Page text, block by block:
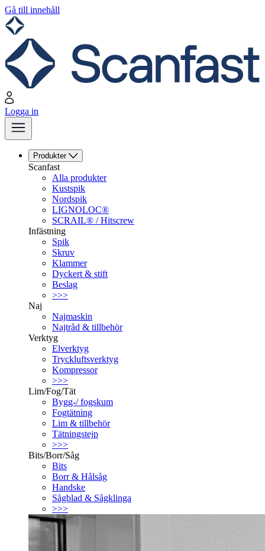
Gå till innehåll
Logga in
Produkter
Scanfast
Alla produkter
Kustspik
Nordspik
LIGNOLOC®
SCRAIL® / Hitscrew
Infästning
Spik
Skruv
Klammer
Dyckert & stift
Beslag
>>>
Naj
Najmaskin
Najtråd & tillbehör
Verktyg
Elverktyg
Tryckluftsverktyg
Kompressor
>>>
Lim/Fog/Tät
Bygg-/ fogskum
Fogtätning
Lim & tillbehör
Tätningstejp
>>>
Bits/Borr/Såg
Bits
Borr & Hålsåg
Handske
Sågblad & Sågklinga
>>>